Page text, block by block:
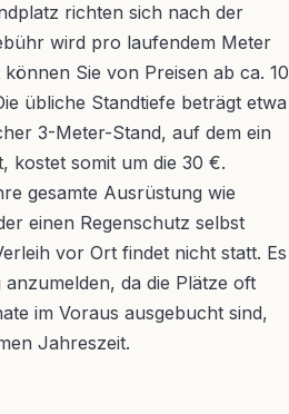
richten sich nach der
wird pro laufendem Meter
Sie von Preisen ab ca. 10
übliche Standtiefe beträgt etwa
3-Meter-Stand, auf dem ein
kostet somit um die 30 €.
gesamte Ausrüstung wie
einen Regenschutz selbst
vor Ort findet nicht statt. Es
da die Plätze oft
im Voraus ausgebucht sind,
Jahreszeit.